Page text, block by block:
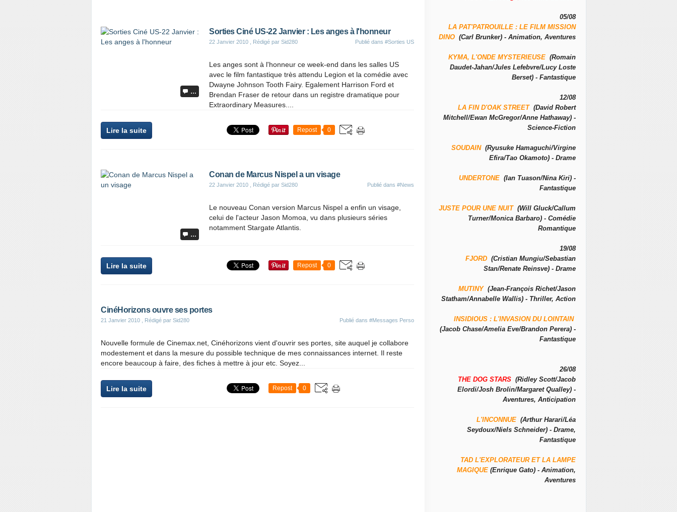
…
Sorties Ciné US-22 Janvier : Les anges à l'honneur
22 Janvier 2010 , Rédigé par Sid280 Publié dans #Sorties US
Les anges sont à l'honneur ce week-end dans les salles US
avec le film fantastique très attendu Legion et la comédie avec
Dwayne Johnson Tooth Fairy. Egalement Harrison Ford et
Brendan Fraser de retour dans un registre dramatique pour
Extraordinary Measures....
Lire la suite Repost 0
…
Conan de Marcus Nispel a un visage
22 Janvier 2010 , Rédigé par Sid280 Publié dans #News
Le nouveau Conan version Marcus Nispel a enfin un visage,
celui de l'acteur Jason Momoa, vu dans plusieurs séries
notamment Stargate Atlantis.
Lire la suite Repost 0
CinéHorizons ouvre ses portes
21 Janvier 2010 , Rédigé par Sid280 Publié dans #Messages Perso
Nouvelle formule de Cinemax.net, Cinéhorizons vient d'ouvrir ses portes, site auquel je collabore
modestement et dans la mesure du possible technique de mes connaissances internet. Il reste
encore beaucoup à faire, des fiches à mettre à jour etc. Soyez...
Lire la suite Repost 0
05/08
LA PAT'PATROUILLE : LE FILM MISSION
DINO (Carl Brunker) - Animation, Aventures
KYMA, L'ONDE MYSTERIEUSE (Romain
Daudet-Jahan/Jules Lefebvre/Lucy Loste
Berset) - Fantastique
12/08
LA FIN D'OAK STREET(David Robert
Mitchell/Ewan McGregor/Anne Hathaway) -
Science-Fiction
SOUDAIN(Ryusuke Hamaguchi/Virgine
Efira/Tao Okamoto) - Drame
UNDERTONE (Ian Tuason/Nina Kiri) -
Fantastique
JUSTE POUR UNE NUIT(Will Gluck/Callum
Turner/Monica Barbaro) - Comédie
Romantique
19/08
FJORD (Cristian Mungiu/Sebastian
Stan/Renate Reinsve) - Drame
MUTINY(Jean-François Richet/Jason
Statham/Annabelle Wallis) - Thriller, Action
INSIDIOUS : L'INVASION DU LOINTAIN
(Jacob Chase/Amelia Eve/Brandon Perera) -
Fantastique
26/08
THE DOG STARS (Ridley Scott/Jacob
Elordi/Josh Brolin/Margaret Qualley) -
Aventures, Anticipation
L'INCONNUE (Arthur Harari/Léa
Seydoux/Niels Schneider) - Drame,
Fantastique
TAD L'EXPLORATEUR ET LA LAMPE
MAGIQUE (Enrique Gato) - Animation,
Aventures